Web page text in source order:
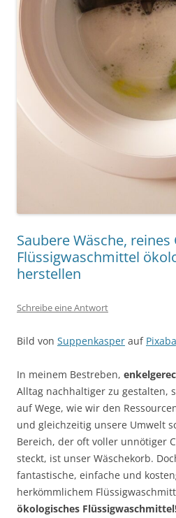
Saubere Wäsche, reines
Flüssigwaschmittel
herstellen
Schreibe eine Antwort
Bild von Suppenkasper auf
In meinem Bestreben,
Alltag nachhaltiger zu gestalten,
auf Wege, wie wir den
und gleichzeitig unsere Umwelt
Bereich, der oft voller unnötiger
steckt, ist unser Wäschekorb.
fantastische, einfache und
herkömmlichem
ökologisches